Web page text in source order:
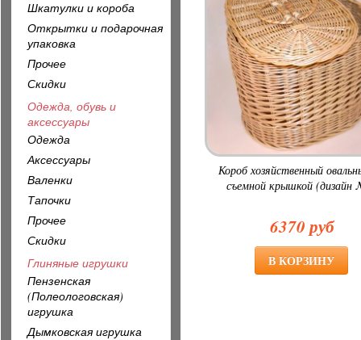
Короб хозяйственный
съемной крышкой (дизайн
6370 руб
Шкатулки и короба
Открытки и подарочная
упаковка
Прочее
Скидки
Одежда, обувь и
аксессуары
Одежда
Аксессуары
Валенки
Тапочки
Прочее
Скидки
Глиняные игрушки
Пензенская
(Полеологовская)
игрушка
Дымковская игрушка